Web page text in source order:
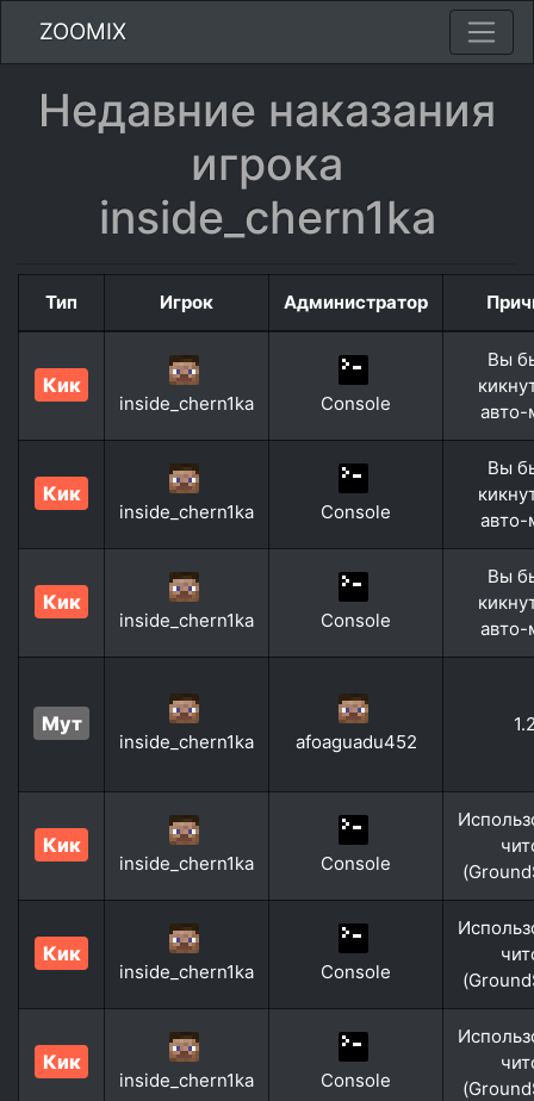
ZOOMIX
Недавние наказания
игрока
inside_chern1ka
Тип Игрок Администратор
Кик
inside_chern1ka Console
Вы
авто-
Кик
inside_chern1ka Console
Вы
авто-
Кик
inside_chern1ka Console
Вы
авто-
Мут
inside_chern1ka afoaguadu452
Кик
inside_chern1ka Console
Кик
inside_chern1ka Console
Кик
inside_chern1ka Console